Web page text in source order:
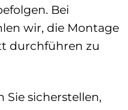
Bei
wir, die Montage
durchführen zu
Sie sicherstellen,